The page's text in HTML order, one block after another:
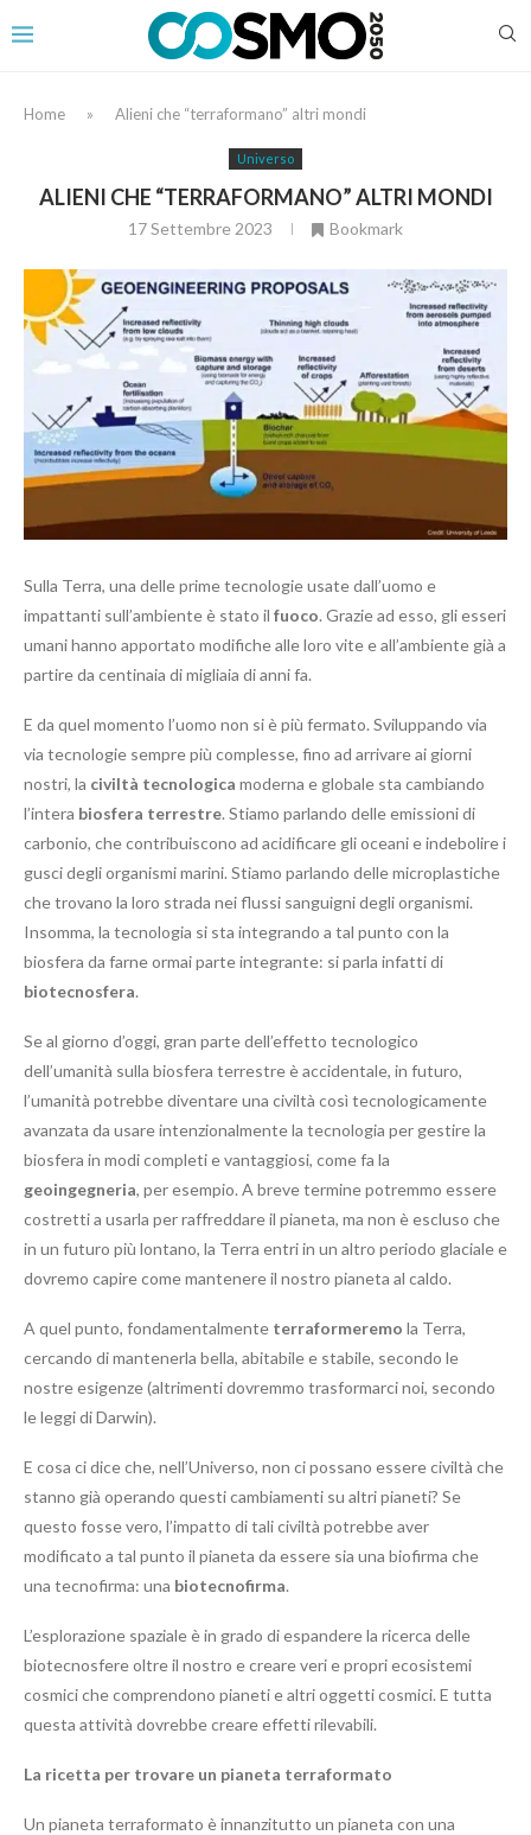
Home » Alieni che “terraformano” altri mondi
Universo
ALIENI CHE “TERRAFORMANO” ALTRI MONDI
17 Settembre 2023 Bookmark
Sulla Terra, una delle prime tecnologie usate dall’uomo e
impattanti sull’ambiente è stato il fuoco. Grazie ad esso, gli esseri
umani hanno apportato modifiche alle loro vite e all’ambiente già a
partire da centinaia di migliaia di anni fa.
E da quel momento l’uomo non si è più fermato. Sviluppando via
via tecnologie sempre più complesse, fino ad arrivare ai giorni
nostri, la civiltà tecnologica moderna e globale sta cambiando
l’intera biosfera terrestre. Stiamo parlando delle emissioni di
carbonio, che contribuiscono ad acidificare gli oceani e indebolire i
gusci degli organismi marini. Stiamo parlando delle microplastiche
che trovano la loro strada nei flussi sanguigni degli organismi.
Insomma, la tecnologia si sta integrando a tal punto con la
biosfera da farne ormai parte integrante: si parla infatti di
biotecnosfera.
Se al giorno d’oggi, gran parte dell’effetto tecnologico
dell’umanità sulla biosfera terrestre è accidentale, in futuro,
l’umanità potrebbe diventare una civiltà così tecnologicamente
avanzata da usare intenzionalmente la tecnologia per gestire la
biosfera in modi completi e vantaggiosi, come fa la
geoingegneria, per esempio. A breve termine potremmo essere
costretti a usarla per raffreddare il pianeta, ma non è escluso che
in un futuro più lontano, la Terra entri in un altro periodo glaciale e
dovremo capire come mantenere il nostro pianeta al caldo.
A quel punto, fondamentalmente terraformeremo la Terra,
cercando di mantenerla bella, abitabile e stabile, secondo le
nostre esigenze (altrimenti dovremmo trasformarci noi, secondo
le leggi di Darwin).
E cosa ci dice che, nell’Universo, non ci possano essere civiltà che
stanno già operando questi cambiamenti su altri pianeti? Se
questo fosse vero, l’impatto di tali civiltà potrebbe aver
modificato a tal punto il pianeta da essere sia una biofirma che
una tecnofirma: una biotecnofirma.
L’esplorazione spaziale è in grado di espandere la ricerca delle
biotecnosfere oltre il nostro e creare veri e propri ecosistemi
cosmici che comprendono pianeti e altri oggetti cosmici. E tutta
questa attività dovrebbe creare effetti rilevabili.
La ricetta per trovare un pianeta terraformato
Un pianeta terraformato è innanzitutto un pianeta con una